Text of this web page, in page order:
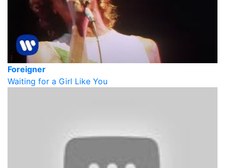
Foreigner
Waiting for a Girl Like You